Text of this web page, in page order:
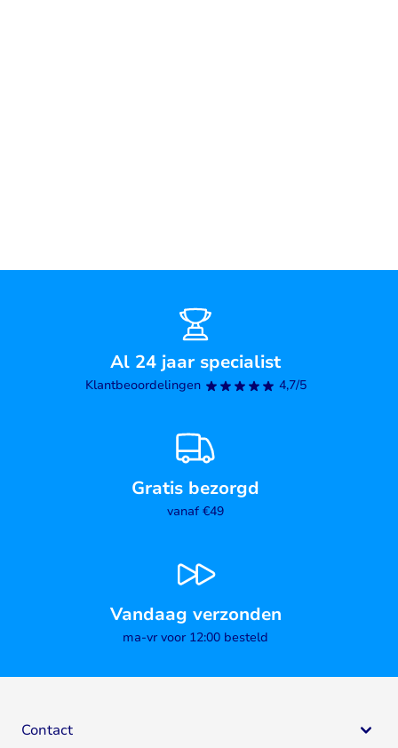
Al 24 jaar specialist
Klantbeoordelingen 4,7/5
Gratis bezorgd
vanaf €49
Vandaag verzonden
ma-vr voor 12:00 besteld
Contact